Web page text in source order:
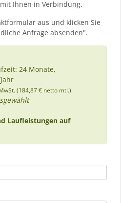
Ihnen in Verbindung.
aus und klicken Sie
Anfrage absenden".
24 Monate,
(184,87 € netto mtl.)
Laufleistungen auf